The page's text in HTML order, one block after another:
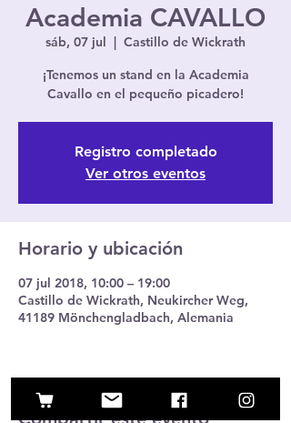
Academia CAVALLO
sáb, 07 jul
  |
Castillo de Wickrath
¡Tenemos un stand en la Academia
Cavallo en el pequeño picadero!
Registro completado
Ver otros eventos
Horario y ubicación
07 jul 2018, 10:00 – 19:00
Castillo de Wickrath, Neukircher Weg,
41189 Mönchengladbach, Alemania
Compartir este evento